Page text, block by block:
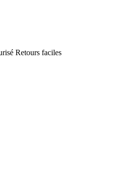
Retours faciles